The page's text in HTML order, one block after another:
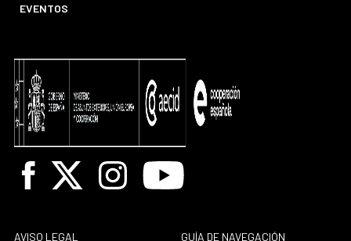
EVENTOS
Facebook
X InstagramYoutube
AVISO LEGAL
GUÍA DE NAVEGACIÓN